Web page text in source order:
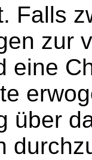
Falls
zur
eine
über